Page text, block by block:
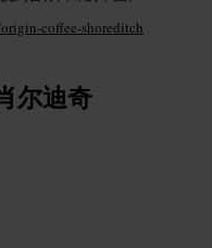
coffee-shoreditch
尔迪奇